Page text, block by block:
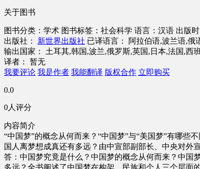
关于图书
图书分类：学术 图书标签：社会科学 语言：汉语 出版
出版社： 新世界出版社 已译语言： 阿拉伯语,波兰语,俄
输出国家： 土耳其,韩国,波兰,俄罗斯,英国,日本,法国,西
译者： 暂无
我要评论 我是作者 我能翻译 版权合作 立即购买
0.0
0人评分
内容简介
“中国梦”的概念从何而来？“中国梦”与“美国梦”有哪些
国人离梦想成真还有多远？由中宣部副部长、中央对
答：中国梦究竟是什么？中国梦的概念从何而来？中国